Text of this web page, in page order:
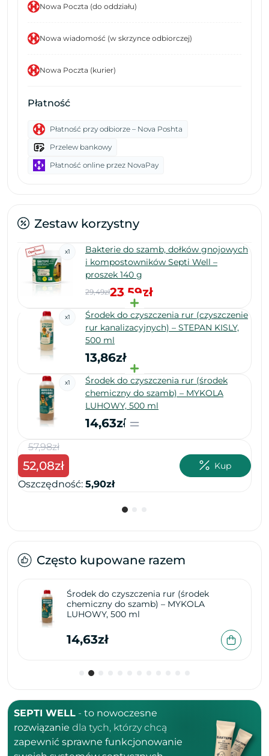
Nowa Poczta (do oddziału)
Nowa wiadomość (w skrzynce odbiorczej)
Nowa Poczta (kurier)
Płatność
Płatność przy odbiorze – Nova Poshta
Przelew bankowy
Płatność online przez NovaPay
Zestaw korzystny
x1
Bakterie do szamb, dołków gnojowych
i kompostowników Septi Well –
proszek 140 g
29,49zł23,59zł
x1
Środek do czyszczenia rur (czyszczenie
rur kanalizacyjnych) – STEPAN KISLY,
500 ml
13,86zł
x1
Środek do czyszczenia rur (środek
chemiczny do szamb) – MYKOLA
LUHOWY, 500 ml
14,63zł
57,98zł
52,08zł
Oszczędność: 5,90zł
Kup
Często kupowane razem
Środek do czyszczenia rur (środek
chemiczny do szamb) – MYKOLA
LUHOWY, 500 ml
14,63zł
SEPTI WELL - to nowoczesne
rozwiązanie dla tych, którzy chcą
zapewnić sprawne funkcjonowanie